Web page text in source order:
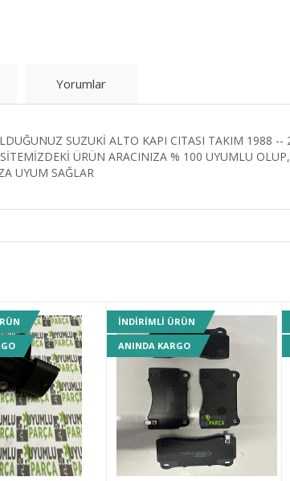
Yorumlar
SUZUKİ ALTO KAPI CITASI TAKIM 1988 --
ÜRÜN ARACINIZA % 100 UYUMLU OLUP,
UYUM SAĞLAR
INDIRIMLI ÜRÜN
ANINDA KARGO